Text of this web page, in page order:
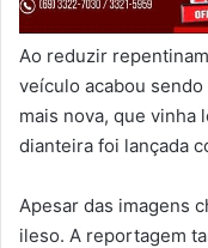
Ao reduzir
veículo acabou
mais nova, que vinha
dianteira foi lançada
Apesar das imagens
ileso. A reportagem